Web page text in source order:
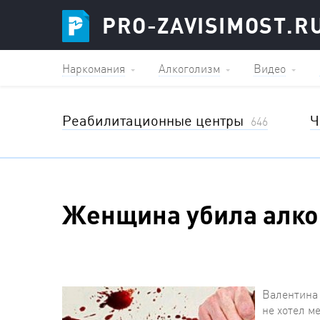
PRO-
Наркомания Алкоголизм Видео
Реабилитационные центры 646
Женщина убила
не хотел